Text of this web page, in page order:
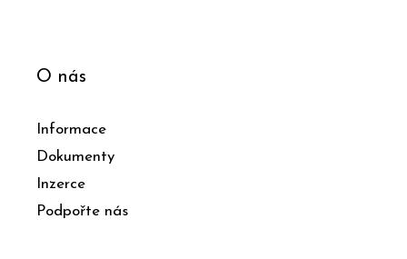
O nás
Informace
Dokumenty
Inzerce
Podpořte nás